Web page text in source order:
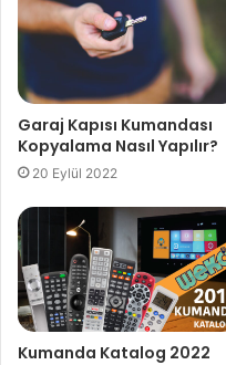
Garaj Kapısı Kumandası
Kopyalama Nasıl Yapılır?
20 Eylül 2022
Kumanda Katalog 2022